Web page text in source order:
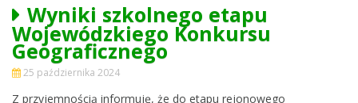
Wyniki szkolnego etapu
Wojewódzkiego Konkursu
Geograficznego
25 października 2024
Z przyjemnością informuję, że do etapu rejonowego